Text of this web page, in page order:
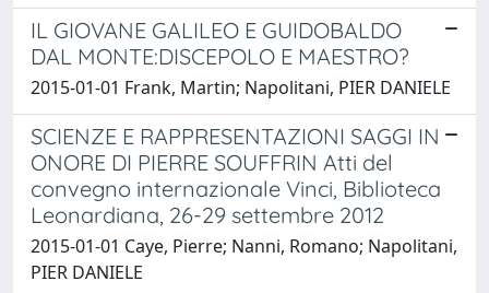
IL GIOVANE GALILEO E GUIDOBALDO
DAL MONTE:DISCEPOLO E MAESTRO?
2015-01-01 Frank, Martin; Napolitani, PIER DANIELE
SCIENZE E RAPPRESENTAZIONI SAGGI IN
ONORE DI PIERRE SOUFFRIN Atti del
convegno internazionale Vinci, Biblioteca
Leonardiana, 26-29 settembre 2012
2015-01-01 Caye, Pierre; Nanni, Romano; Napolitani,
PIER DANIELE